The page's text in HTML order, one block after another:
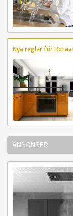
Nya regler för
ANNONSER